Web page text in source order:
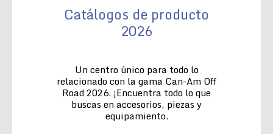
Catálogos de producto
2026
Un centro único para todo lo
relacionado con la gama Can-Am Off
Road 2026. ¡Encuentra todo lo que
buscas en accesorios, piezas y
equipamiento.